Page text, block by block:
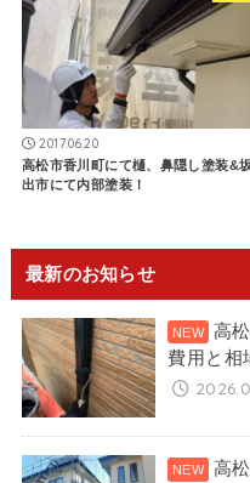
2017.06.20
高松市香川町にて樋、鼻隠し塗装&坂
出市にて内部塗装！
最新のお知らせ
高
費用と相
高